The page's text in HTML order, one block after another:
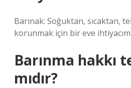
Barınak: Soğuktan, sıcaktan,
korunmak için bir eve
Barınma hakkı
mıdır?